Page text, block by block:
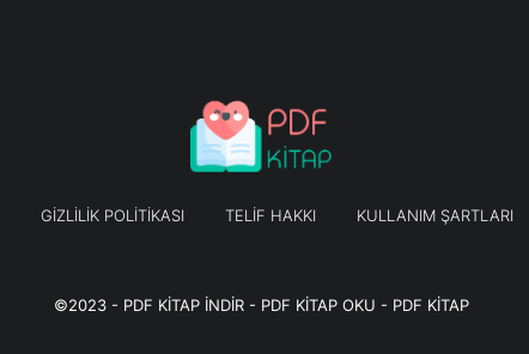
GIZLILIK POLITIKASI TELIF HAKKI KULLANIM ŞARTLARI
©2023 - PDF KİTAP İNDİR - PDF KİTAP OKU - PDF KİTAP